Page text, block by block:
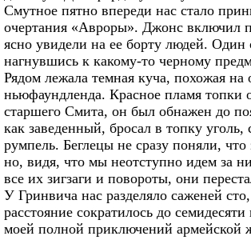
Смутное пятно впереди нас стало
очертания «Авроры». Джонс включил
ясно увидели на ее борту людей. Один
нагнувшись к какому-то черному
Рядом лежала темная куча, похожая на
ньюфаундленда. Красное пламя топки
старшего Смита, он был обнажен до
как заведенный, бросал в топку уголь,
румпель. Беглецы не сразу поняли,
но, видя, что мы неотступно идем за
все их зигзаги и повороты, они
У Гринвича нас разделяло саженей
расстояние сократилось до
моей полной приключений армейской